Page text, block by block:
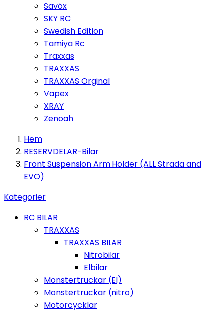
Savöx
SKY RC
Swedish Edition
Tamiya Rc
Traxxas
TRAXXAS
TRAXXAS Orginal
Vapex
XRAY
Zenoah
Hem
RESERVDELAR-Bilar
Front Suspension Arm Holder (ALL Strada and
EVO)
Kategorier
RC BILAR
TRAXXAS
TRAXXAS BILAR
Nitrobilar
Elbilar
Monstertruckar (El)
Monstertruckar (nitro)
Motorcycklar